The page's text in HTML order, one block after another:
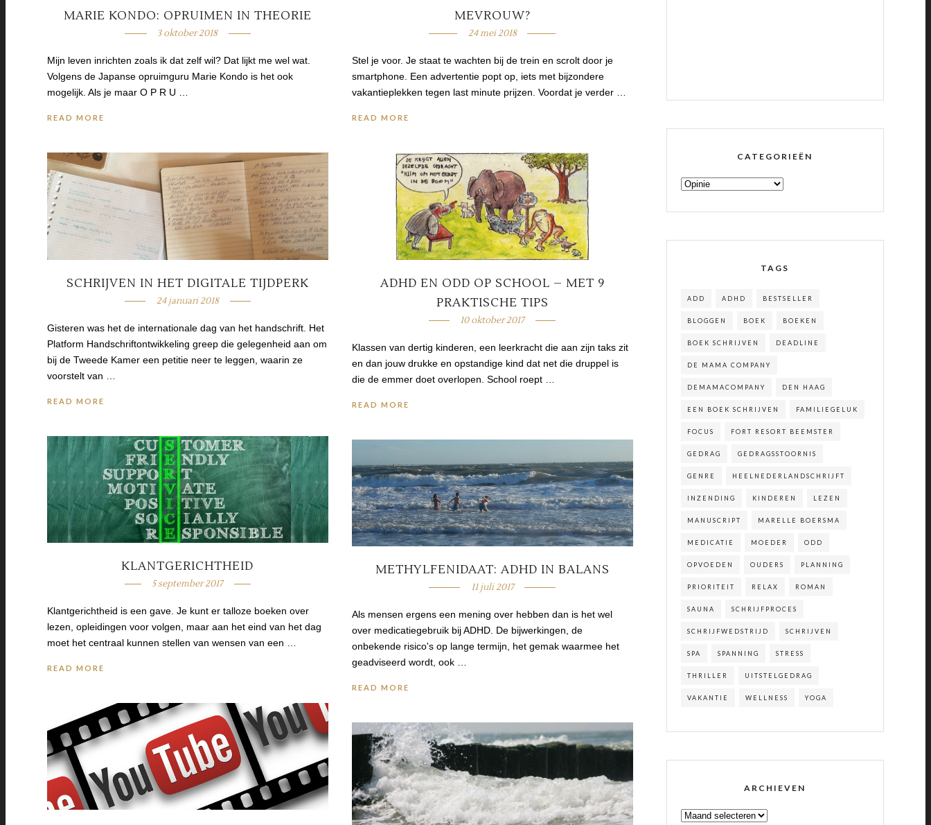
MARIE KONDO: OPRUIMEN IN THEORIE
3 oktober 2018
Mijn leven inrichten zoals ik dat zelf wil? Dat lijkt me wel wat.
Volgens de Japanse opruimguru Marie Kondo is het ook
mogelijk. Als je maar O P R U …
READ MORE
MEVROUW?
24 mei 2018
Stel je voor. Je staat te wachten bij de trein en scrolt door je
smartphone. Een advertentie popt op, iets met bijzondere
vakantieplekken tegen last minute prijzen. Voordat je verder …
READ MORE
SCHRIJVEN IN HET DIGITALE TIJDPERK
24 januari 2018
Gisteren was het de internationale dag van het handschrift. Het
Platform Handschriftontwikkeling greep die gelegenheid aan om
bij de Tweede Kamer een petitie neer te leggen, waarin ze
voorstelt van …
READ MORE
ADHD EN ODD OP SCHOOL – MET 9
PRAKTISCHE TIPS
10 oktober 2017
Klassen van dertig kinderen, een leerkracht die aan zijn taks zit
en dan jouw drukke en opstandige kind dat net die druppel is
die de emmer doet overlopen. School roept …
READ MORE
KLANTGERICHTHEID
5 september 2017
Klantgerichtheid is een gave. Je kunt er talloze boeken over
lezen, opleidingen voor volgen, maar aan het eind van het dag
moet het centraal kunnen stellen van wensen van een …
READ MORE
METHYLFENIDAAT: ADHD IN BALANS
11 juli 2017
Als mensen ergens een mening over hebben dan is het wel
over medicatiegebruik bij ADHD. De bijwerkingen, de
onbekende risico's op lange termijn, het gemak waarmee het
geadviseerd wordt, ook …
READ MORE
CATEGORIEËN
CATEGORIEËN
TAGS
ADD ADHD BESTSELLER
BLOGGEN BOEK BOEKEN
BOEK SCHRIJVEN DEADLINE
DE MAMA COMPANY
DEMAMACOMPANY DEN HAAG
EEN BOEK SCHRIJVEN FAMILIEGELUK
FOCUS FORT RESORT BEEMSTER
GEDRAG GEDRAGSSTOORNIS
GENRE HEELNEDERLANDSCHRIJFT
INZENDING KINDEREN LEZEN
MANUSCRIPT MARELLE BOERSMA
MEDICATIE MOEDER ODD
OPVOEDEN OUDERS PLANNING
PRIORITEIT RELAX ROMAN
SAUNA SCHRIJFPROCES
SCHRIJFWEDSTRIJD SCHRIJVEN
SPA SPANNING STRESS
THRILLER UITSTELGEDRAG
VAKANTIE WELLNESS YOGA
ARCHIEVEN
ARCHIEVEN